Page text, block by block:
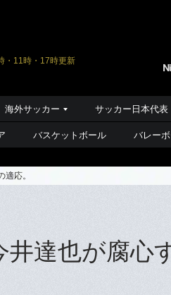
・11時・17時更新
海外サッカー サッカー日本代表
バスケットボール バレー
応。
達也が腐心